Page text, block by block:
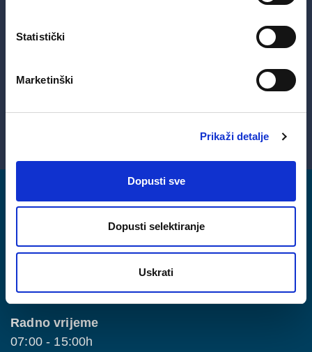
Statistički
Marketinški
Prikaži detalje
Dopusti sve
Dopusti selektiranje
Uskrati
Radno vrijeme
07:00 - 15:00h